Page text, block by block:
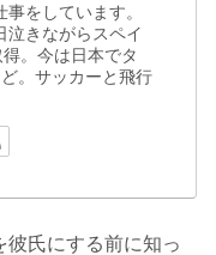
をしています。
きながらスペイ
。今は日本でタ
。サッカーと飛行
彼氏にする前に知っ